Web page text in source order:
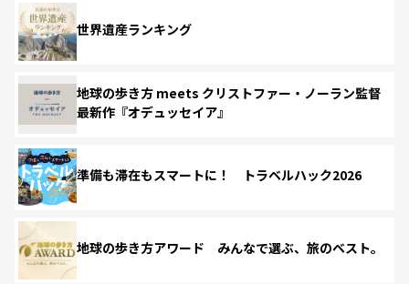
世界遺産ランキング
地球の歩き方 meets クリストファー・ノーラン監督
最新作『オデュッセイア』
準備も滞在もスマートに！ トラベルハック2026
地球の歩き方アワード みんなで選ぶ、旅のベスト。